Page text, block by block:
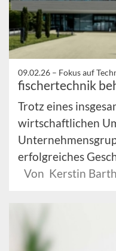
09.02.26 – Fokus auf
fischertechnik
Trotz eines
wirtschaftlichen
erfolgreiches
Von Kerstin